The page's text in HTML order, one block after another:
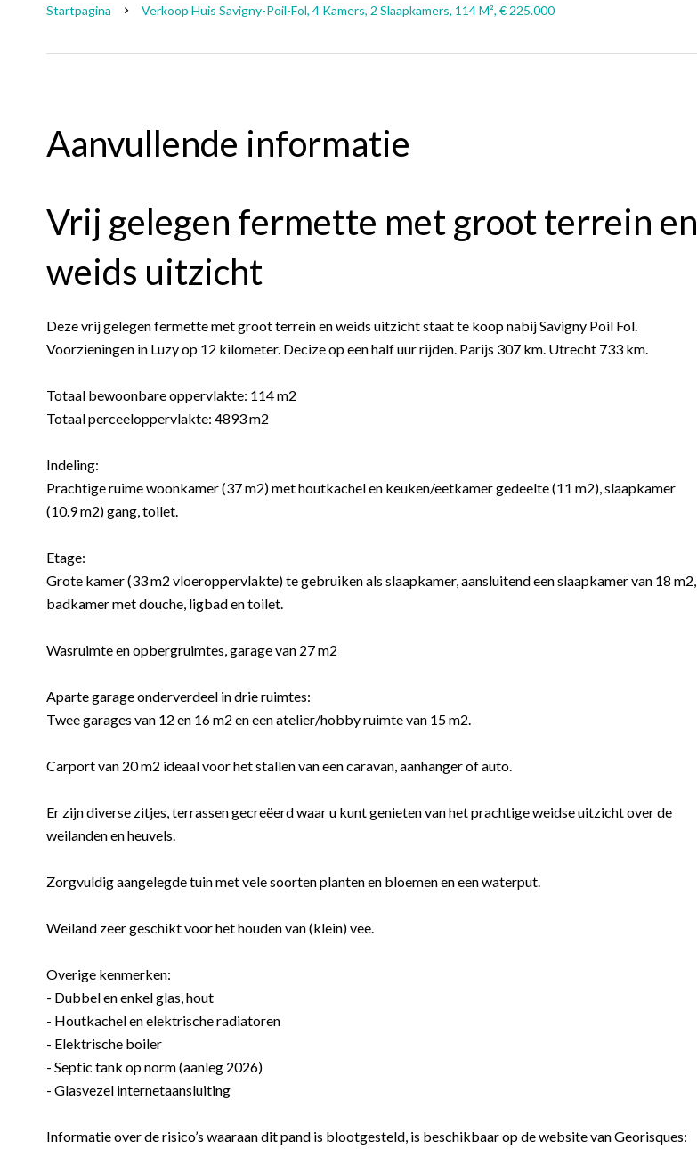
Startpagina Verkoop Huis Savigny-Poil-Fol, 4 Kamers, 2 Slaapkamers, 114 M², € 225.000
Aanvullende informatie
Vrij gelegen fermette met groot terrein en
weids uitzicht
Deze vrij gelegen fermette met groot terrein en weids uitzicht staat te koop nabij Savigny Poil Fol.
Voorzieningen in Luzy op 12 kilometer. Decize op een half uur rijden. Parijs 307 km. Utrecht 733 km.
Totaal bewoonbare oppervlakte: 114 m2
Totaal perceeloppervlakte: 4893 m2
Indeling:
Prachtige ruime woonkamer (37 m2) met houtkachel en keuken/eetkamer gedeelte (11 m2), slaapkamer
(10.9 m2) gang, toilet.
Etage:
Grote kamer (33 m2 vloeroppervlakte) te gebruiken als slaapkamer, aansluitend een slaapkamer van 18 m2,
badkamer met douche, ligbad en toilet.
Wasruimte en opbergruimtes, garage van 27 m2
Aparte garage onderverdeel in drie ruimtes:
Twee garages van 12 en 16 m2 en een atelier/hobby ruimte van 15 m2.
Carport van 20 m2 ideaal voor het stallen van een caravan, aanhanger of auto.
Er zijn diverse zitjes, terrassen gecreëerd waar u kunt genieten van het prachtige weidse uitzicht over de
weilanden en heuvels.
Zorgvuldig aangelegde tuin met vele soorten planten en bloemen en een waterput.
Weiland zeer geschikt voor het houden van (klein) vee.
Overige kenmerken:
- Dubbel en enkel glas, hout
- Houtkachel en elektrische radiatoren
- Elektrische boiler
- Septic tank op norm (aanleg 2026)
- Glasvezel internetaansluiting
Informatie over de risico’s waaraan dit pand is blootgesteld, is beschikbaar op de website van Georisques: